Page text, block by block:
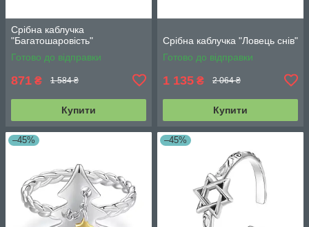
Срібна каблучка
"Багатошаровість"
Готово до відправки
871 ₴ 1 584 ₴
Купити
Срібна каблучка "Ловець снів"
Готово до відправки
1 135 ₴ 2 064 ₴
Купити
–45% –45%